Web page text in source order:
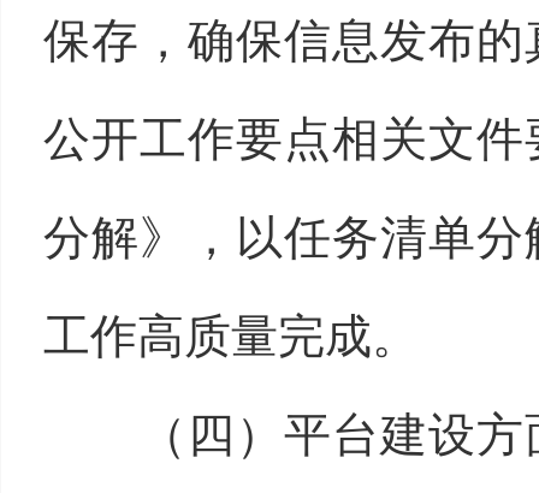
保存，确保信息发布
公开工作要点相关文
分解》，以任务清单
工作高质量完成。
（四）平台建设方